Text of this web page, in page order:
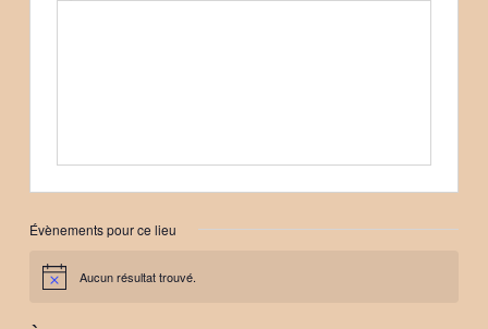
Évènements pour ce lieu
Notice Aucun résultat trouvé.